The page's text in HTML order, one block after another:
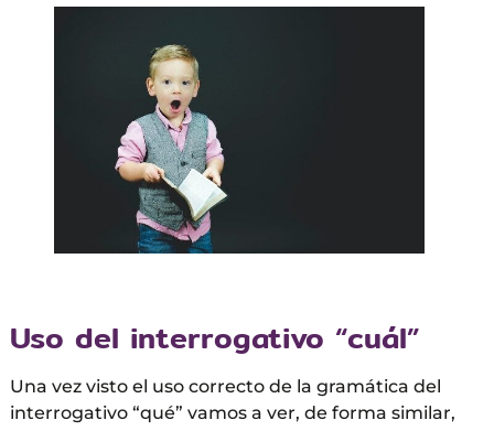
Uso del interrogativo “cuál”
Una vez visto el uso correcto de la gramática del
interrogativo “qué” vamos a ver, de forma similar,